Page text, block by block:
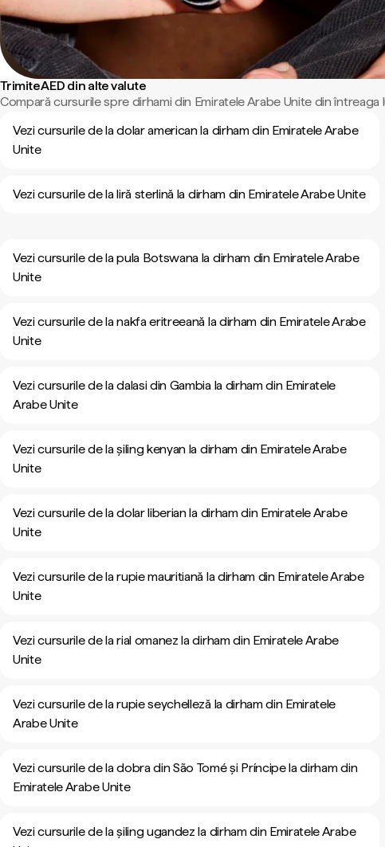
Trimite AED din alte valute
Compară cursurile spre dirhami din Emiratele Arabe Unite din întreaga
Vezi cursurile de la dolar american la dirham din Emiratele Arabe
Unite
Vezi cursurile de la liră sterlină la dirham din Emiratele Arabe Unite
Vezi cursurile de la pula Botswana la dirham din Emiratele Arabe
Unite
Vezi cursurile de la nakfa eritreeană la dirham din Emiratele Arabe
Unite
Vezi cursurile de la dalasi din Gambia la dirham din Emiratele
Arabe Unite
Vezi cursurile de la șiling kenyan la dirham din Emiratele Arabe
Unite
Vezi cursurile de la dolar liberian la dirham din Emiratele Arabe
Unite
Vezi cursurile de la rupie mauritiană la dirham din Emiratele Arabe
Unite
Vezi cursurile de la rial omanez la dirham din Emiratele Arabe
Unite
Vezi cursurile de la rupie seychelleză la dirham din Emiratele
Arabe Unite
Vezi cursurile de la dobra din São Tomé și Príncipe la dirham din
Emiratele Arabe Unite
Vezi cursurile de la șiling ugandez la dirham din Emiratele Arabe